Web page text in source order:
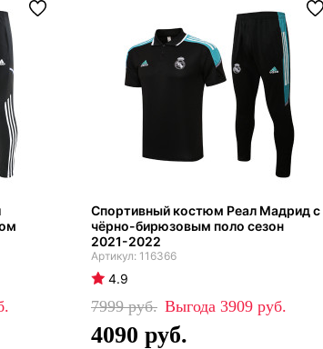
Спортивный костюм Реал Мадрид с
чёрно-бирюзовым поло сезон
2021-2022
116366
4.9
7999 3909
4090